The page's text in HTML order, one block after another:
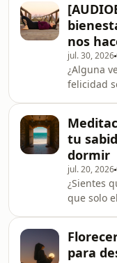
espacio
de la
que el
y el
se
nos
jul. 30, 2026
¿Alguna
felicidad
volver a
esos
menudo
nuestra rutina
sueño
leer en el
tu
dormir
jul. 20, 2026
¿Sientes
que solo
exterior
dorada
para